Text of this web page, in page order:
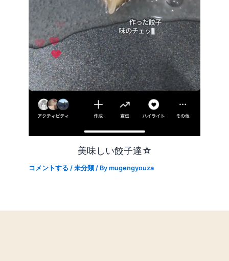
美味しい餃子達☆
コメントする /未分類/ Bymugengyouza